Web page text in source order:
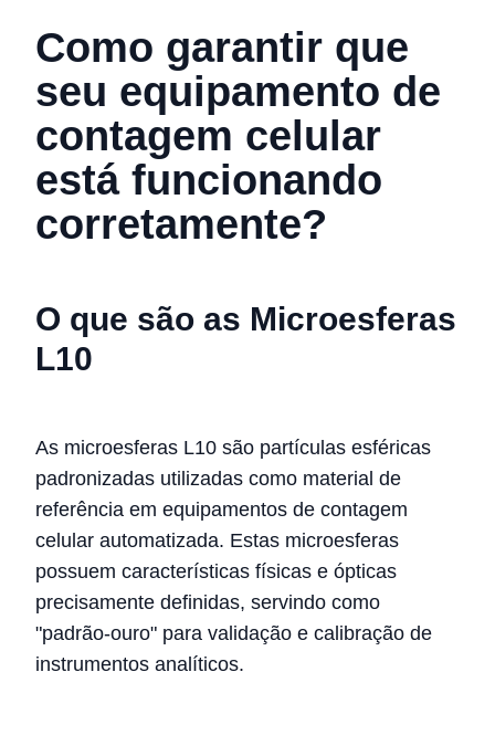
Como garantir que
seu equipamento de
contagem celular
está funcionando
corretamente?
O que são as Microesferas
L10
As microesferas L10 são partículas esféricas
padronizadas utilizadas como material de
referência em equipamentos de contagem
celular automatizada. Estas microesferas
possuem características físicas e ópticas
precisamente definidas, servindo como
"padrão-ouro" para validação e calibração de
instrumentos analíticos.